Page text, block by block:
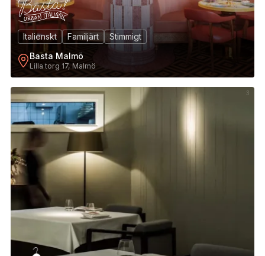
Italienskt Familjärt
Stimmigt
Basta Malmö
Lilla torg 17, Malmö
3